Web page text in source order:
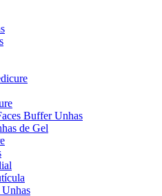
Buffer Unhas
de Gel